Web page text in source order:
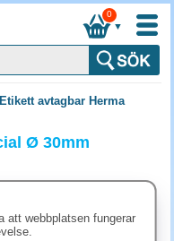
▼
0
Etikett avtagbar Herma
Ø 30mm
att webbplatsen fungerar